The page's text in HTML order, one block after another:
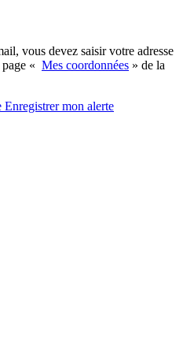
vous devez saisir votre adresse
« Mes coordonnées » de la
Enregistrermon alerte